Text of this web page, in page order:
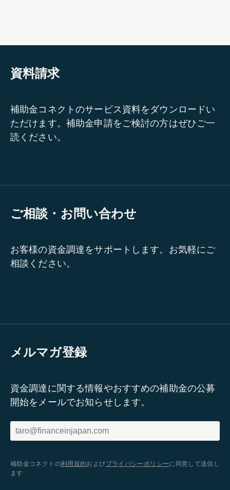
資料請求
補助金コネクトのサービス資料をダウンロードい
ただけます。補助金申請をご検討の方はぜひご一
読ください。
ご相談・お問い合わせ
お客様の資金調達をサポートします。お気軽にご
相談ください。
メルマガ登録
資金調達に関する情報やおすすめの補助金の公募
開始をメールでお知らせします。
補助金コネクトの利用規約およびプライバシーポリシーに同意して送信し
ます